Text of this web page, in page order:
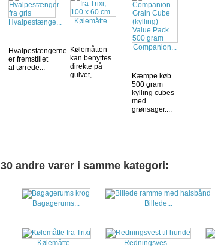
Hvalpestænge...
Hvalpestængerne
er fremstillet
af tørrede...
Kølemåtte...
Kølemåtten
kan benyttes
direkte på
gulvet,...
Companion...
Kæmpe køb
500 gram
kylling cubes
med
grønsager....
30 andre varer i samme kategori:
Bagagerums... Billede...
Kølemåtte... Redningsves...